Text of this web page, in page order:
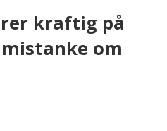
kraftig på
om